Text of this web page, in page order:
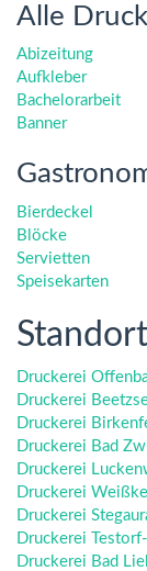
Alle
Abizeitung
Aufkleber
Bachelorarbeit
Banner
Bierdeckel
Blöcke
Servietten
Speisekarten
Druckerei
Druckerei
Druckerei
Druckerei Bad
Druckerei
Druckerei
Druckerei
Druckerei
Druckerei Bad